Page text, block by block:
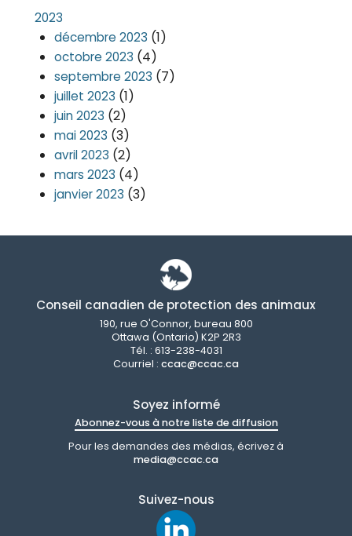
2023
décembre 2023 (1)
octobre 2023 (4)
septembre 2023 (7)
juillet 2023 (1)
juin 2023 (2)
mai 2023 (3)
avril 2023 (2)
mars 2023 (4)
janvier 2023 (3)
Conseil canadien de protection des animaux
190, rue O'Connor, bureau 800
Ottawa (Ontario) K2P 2R3
Tél. : 613-238-4031
Courriel : ccac@ccac.ca
Soyez informé
Abonnez-vous à notre liste de diffusion
Pour les demandes des médias, écrivez à
media@ccac.ca
Suivez-nous